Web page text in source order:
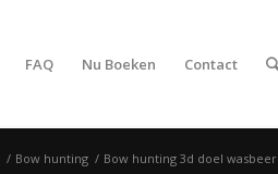
FAQ Nu Boeken Contact
/ Bow hunting / Bow hunting 3d doel wasbeer